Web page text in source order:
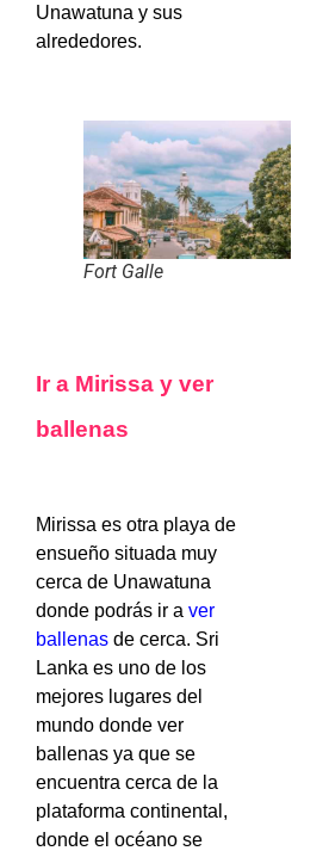
Unawatuna y sus
alrededores.
Fort Galle
Ir a Mirissa y ver
ballenas
Mirissa es otra playa de
ensueño situada muy
cerca de Unawatuna
donde podrás ir a ver
ballenas de cerca. Sri
Lanka es uno de los
mejores lugares del
mundo donde ver
ballenas ya que se
encuentra cerca de la
plataforma continental,
donde el océano se